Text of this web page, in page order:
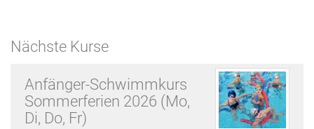
Nächste Kurse
Anfänger-Schwimmkurs
Sommerferien 2026 (Mo,
Di, Do, Fr)